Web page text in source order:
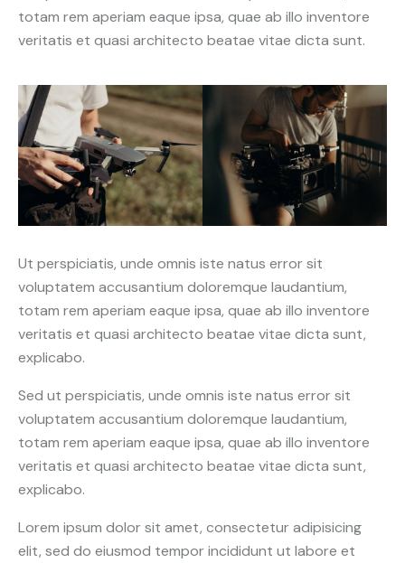
totam rem aperiam eaque ipsa, quae ab illo inventore
veritatis et quasi architecto beatae vitae dicta sunt.
Ut perspiciatis, unde omnis iste natus error sit
voluptatem accusantium doloremque laudantium,
totam rem aperiam eaque ipsa, quae ab illo inventore
veritatis et quasi architecto beatae vitae dicta sunt,
explicabo.
Sed ut perspiciatis, unde omnis iste natus error sit
voluptatem accusantium doloremque laudantium,
totam rem aperiam eaque ipsa, quae ab illo inventore
veritatis et quasi architecto beatae vitae dicta sunt,
explicabo.
Lorem ipsum dolor sit amet, consectetur adipisicing
elit, sed do eiusmod tempor incididunt ut labore et